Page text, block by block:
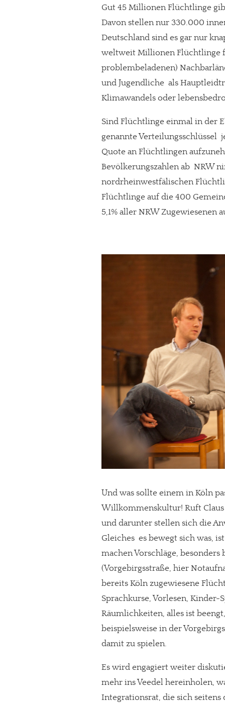
In eigener Sache
Dir gefällt
meinesuedstadt.de finanziert sich
Solltest Du unsere unabhängige
Paypal - danke@meinesuedstadt.de
JETZT SPENDEN Schon
Gut 45 Millionen Flüchtlinge
Davon stellen nur 330.000
Deutschland sind es gar nur
weltweit Millionen Flüchtlinge
problembeladenen)
und Jugendliche  als
Klimawandels oder
Sind Flüchtlinge einmal in der
genannte Verteilungsschlüssel
Quote an Flüchtlingen
Bevölkerungszahlen ab  NRW
nordrheinwestfälischen
Flüchtlinge auf die 400
5,1% aller NRW Zugewiesenen
Und was sollte einem in Köln
Willkommenskultur! Ruft
und darunter stellen sich die
Gleiches  es bewegt sich was,
machen Vorschläge,
(Vorgebirgsstraße, hier
bereits Köln zugewiesene
Sprachkurse, Vorlesen, Kinder-
Räumlichkeiten, alles ist
beispielsweise in der
damit zu spielen.
Es wird engagiert weiter
mehr ins Veedel hereinholen,
Integrationsrat, die sich seitens